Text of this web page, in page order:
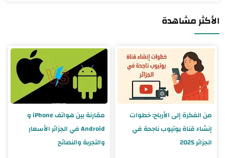
الأكثر مشاهدة
من الفكرة إلى الأرباح: خطوات
إنشاء قناة يوتيوب ناجحة في
الجزائر 2025
مقارنة بين هواتف iPhone و
Android في الجزائر الأسعار
والتجربة والنصائح